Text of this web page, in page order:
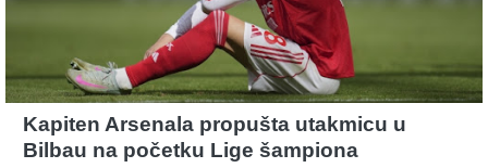
Kapiten Arsenala propušta utakmicu u
Bilbau na početku Lige šampiona